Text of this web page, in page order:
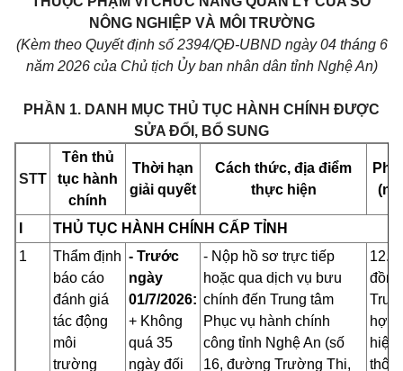
NÔNG NGHIỆP VÀ MÔI TRƯỜNG
(Kèm theo Quyết định số 2394/QĐ-UBND ngày 04 tháng 6
năm 2026 của Chủ tịch Ủy ban nhân dân tỉnh Nghệ An)
PHẦN 1. DANH MỤC THỦ TỤC HÀNH CHÍNH ĐƯỢC
SỬA ĐỔI, BỔ SUNG
STT
Tên thủ
tục hành
chính
Thời hạn
giải quyết
Cách thức, địa điểm
thực hiện
Phí,
THỦ TỤC HÀNH CHÍNH CẤP TỈNH
1
Thẩm định
báo cáo
đánh giá
tác động
môi
trường
- Trước
ngày
01/7/2026:
+ Không
quá 35
ngày đối
- Nộp hồ sơ trực tiếp
hoặc qua dịch vụ bưu
chính đến Trung tâm
Phục vụ hành chính
công tỉnh Nghệ An (số
16, đường Trường Thi,
hợp
hiện